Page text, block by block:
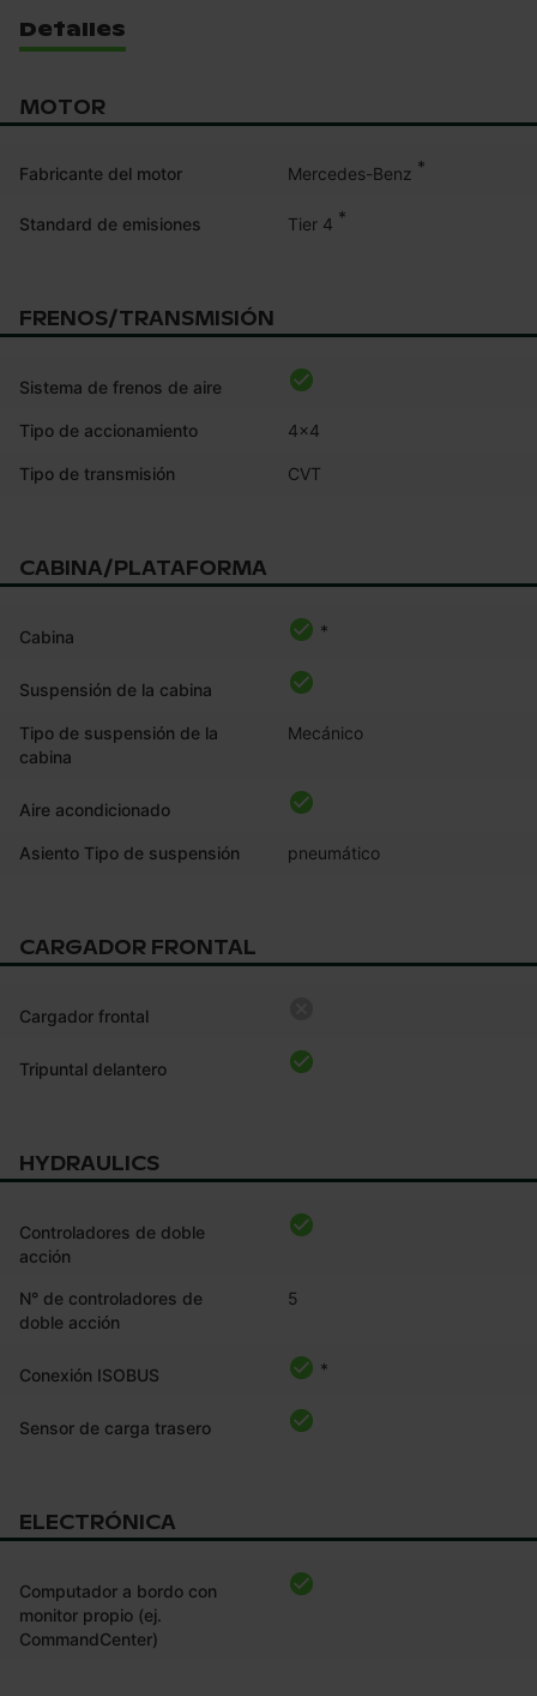
Detalles
MOTOR
Fabricante del motor Mercedes-Benz *
Standard de emisiones Tier 4 *
FRENOS/TRANSMISIÓN
Sistema de frenos de aire
Tipo de accionamiento 4x4
Tipo de transmisión CVT
CABINA/PLATAFORMA
Cabina *
Suspensión de la cabina
Tipo de suspensión de la
cabina
Mecánico
Aire acondicionado
Asiento Tipo de suspensión pneumático
CARGADOR FRONTAL
Cargador frontal
Tripuntal delantero
HYDRAULICS
Controladores de doble
acción
N° de controladores de
doble acción
5
Conexión ISOBUS *
Sensor de carga trasero
ELECTRÓNICA
Computador a bordo con
monitor propio (ej.
CommandCenter)